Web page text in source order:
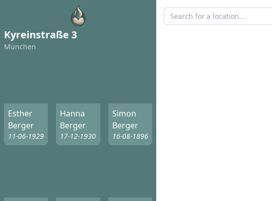
Kyreinstraße 3
München
Esther
Berger
11-06-1929
Hanna
Berger
17-12-1930
Simon
Berger
16-08-1896